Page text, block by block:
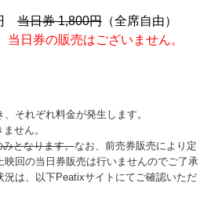
当日券 1,800円 （全席自由）
日券の販売はございません。
それぞれ料金が発生します。
せん。
となります。なお、前売券販売により定
映回の当日券販売は行いませんのでご了承
況は、以下Peatixサイトにてご確認いただ